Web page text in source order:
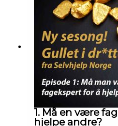
1. Må en være
hjelpe andre?